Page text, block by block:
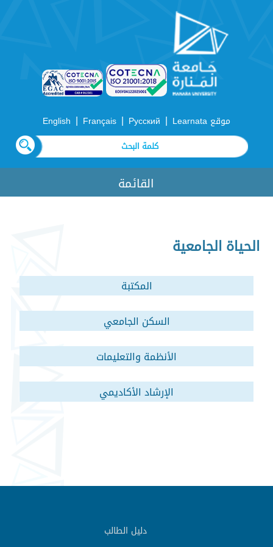
موقع Learnata |
Русский
|
Français
|
English
القائمة
الحياة الجامعية
المكتبة
السكن الجامعي
الأنظمة والتعليمات
الإرشاد الأكاديمي
دليل الطالب